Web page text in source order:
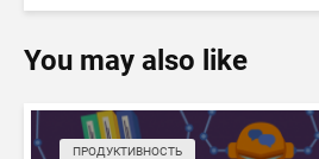
You may also like
ПРОДУКТИВНОСТЬ